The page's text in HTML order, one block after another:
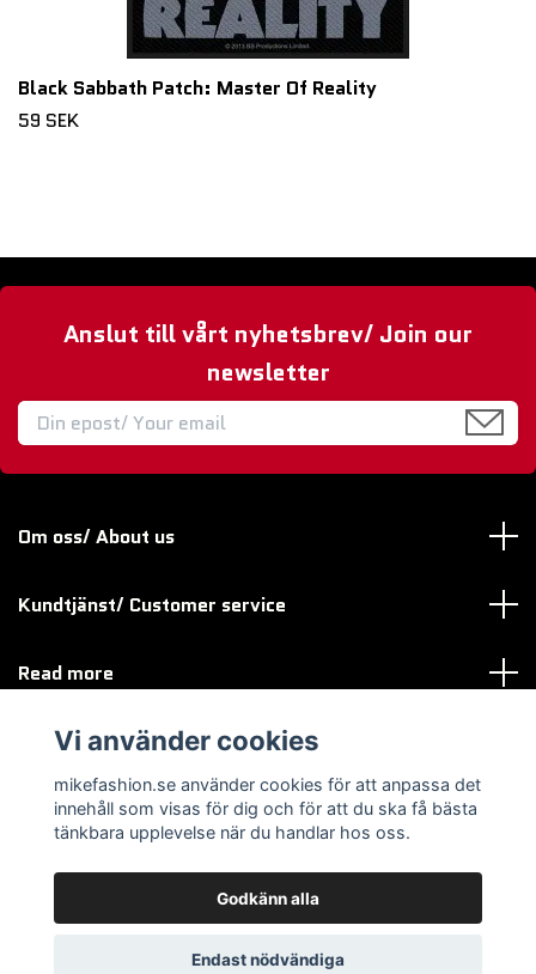
Black Sabbath Patch: Master Of Reality
59 SEK
Anslut till vårt nyhetsbrev/ Join our
newsletter
Om oss/ About us
Kundtjänst/ Customer service
Read more
Sociala medier
© 2026 mikefashion.se
Vi använder cookies
mikefashion.se använder cookies för att anpassa det
innehåll som visas för dig och för att du ska få bästa
tänkbara upplevelse när du handlar hos oss.
Godkänn alla
Endast nödvändiga